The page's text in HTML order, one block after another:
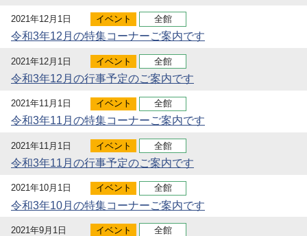
2021年12月1日 イベント 全館
令和3年12月の特集コーナーご案内です
2021年12月1日 イベント 全館
令和3年12月の行事予定のご案内です
2021年11月1日 イベント 全館
令和3年11月の特集コーナーご案内です
2021年11月1日 イベント 全館
令和3年11月の行事予定のご案内です
2021年10月1日 イベント 全館
令和3年10月の特集コーナーご案内です
2021年9月1日 イベント 全館